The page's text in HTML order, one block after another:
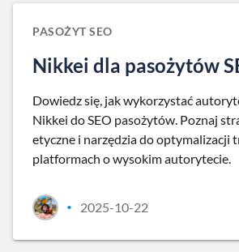
PASOŻYT SEO
Nikkei dla pasożytów
Dowiedz się, jak wykorzystać
Nikkei do SEO pasożytów. Poznaj
etyczne i narzędzia do optymalizacji
platformach o wysokim autorytecie.
• 2025-10-22